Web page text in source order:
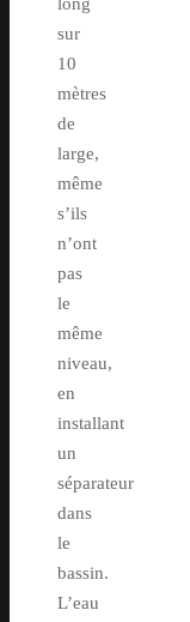
sur
10
mètres
de
large,
même
s’ils
n’ont
pas
le
même
niveau,
en
installant
un
séparateur
dans
le
bassin.
L’eau